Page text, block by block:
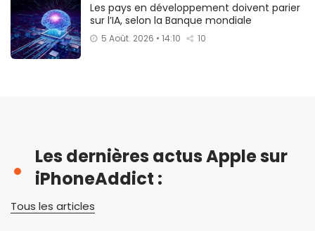
Les pays en développement doivent parier
sur l’IA, selon la Banque mondiale
5 Août. 2026 • 14:10 10
Les dernières actus Apple sur
iPhoneAddict :
Tous les articles